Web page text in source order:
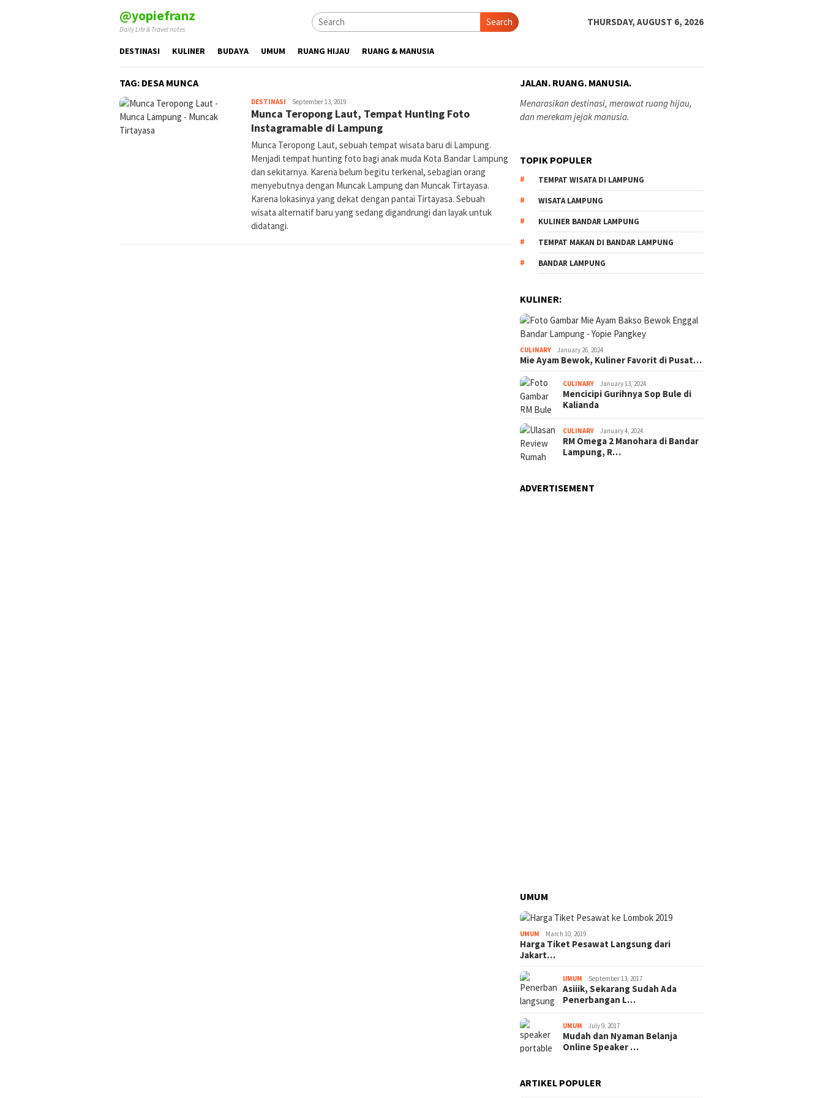
@yopiefranz
Daily Life & Travel notes
Search THURSDAY, AUGUST 6, 2026
DESTINASI KULINER BUDAYA UMUM RUANG HIJAU RUANG & MANUSIA
TAG: DESA MUNCA
DESTINASI yopiefranz
September 13, 2019
Munca Teropong Laut, Tempat Hunting Foto
Instagramable di Lampung
Munca Teropong Laut, sebuah tempat wisata baru di Lampung.
Menjadi tempat hunting foto bagi anak muda Kota Bandar Lampung
dan sekitarnya. Karena belum begitu terkenal, sebagian orang
menyebutnya dengan Muncak Lampung dan Muncak Tirtayasa.
Karena lokasinya yang dekat dengan pantai Tirtayasa. Sebuah
wisata alternatif baru yang sedang digandrungi dan layak untuk
didatangi.
JALAN. RUANG. MANUSIA.
Menarasikan destinasi, merawat ruang hijau,
dan merekam jejak manusia.
TOPIK POPULER
TEMPAT WISATA DI LAMPUNG
WISATA LAMPUNG
KULINER BANDAR LAMPUNG
TEMPAT MAKAN DI BANDAR LAMPUNG
BANDAR LAMPUNG
KULINER:
CULINARY January 26, 2024
Mie Ayam Bewok, Kuliner Favorit di Pusat…
CULINARY January 13, 2024
Mencicipi Gurihnya Sop Bule di
Kalianda
CULINARY January 4, 2024
RM Omega 2 Manohara di Bandar
Lampung, R…
ADVERTISEMENT
UMUM
UMUM March 10, 2019
Harga Tiket Pesawat Langsung dari
Jakart…
UMUM September 13, 2017
Asiiik, Sekarang Sudah Ada
Penerbangan L…
UMUM July 9, 2017
Mudah dan Nyaman Belanja
Online Speaker …
ARTIKEL POPULER